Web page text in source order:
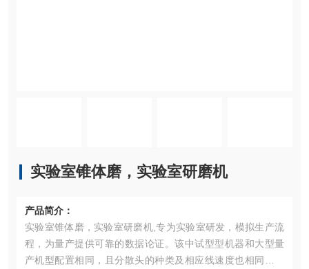
实验室锥体磨，实验室研磨机
产品简介：
实验室锥体磨，实验室研磨机,专为实验室研发，模拟生产流
程，为量产提供可靠的数据论证。该中试型型机器和大型量
产机型配置相同，且分散头的种类及相应线速度也相同，中